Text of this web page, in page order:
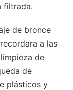
filtrada.
de bronce
a las
de
de
plásticos y